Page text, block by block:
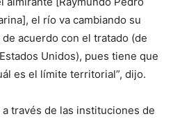
el río va cambiando su
acuerdo con el tratado (de
Unidos), pues tiene que
es el límite territorial”, dijo.
a través de las instituciones de